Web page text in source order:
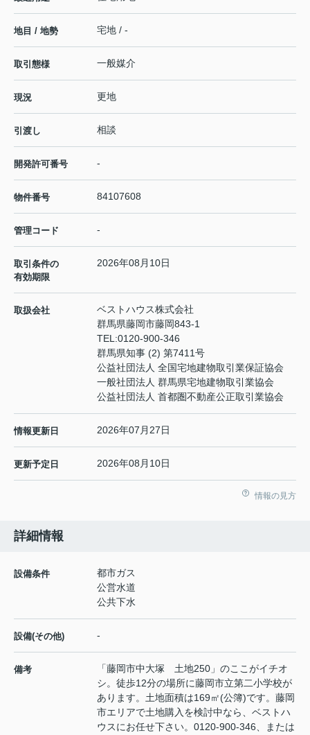
地目 / 地勢 宅地 / -
取引態様 一般媒介
現況 更地
引渡し 相談
開発許可番号 -
物件番号 84107608
管理コード -
取引条件の
有効期限
2026年08月10日
取扱会社
ベストハウス株式会社
群馬県藤岡市藤岡843-1
TEL:0120-900-346
群馬県知事 (2) 第7411号
公益社団法人 全国宅地建物取引業保証協会
一般社団法人 群馬県宅地建物取引業協会
公益社団法人 首都圏不動産公正取引業協会
情報更新日 2026年07月27日
更新予定日 2026年08月10日
情報の見方
詳細情報
設備条件
都市ガス
公営水道
公共下水
設備(その他) -
備考
「藤岡市中大塚 土地250」のここがイチオ
シ。徒歩12分の場所に藤岡市立第二小学校が
あります。土地面積は169㎡(公簿)です。藤岡
市エリアで土地購入を検討中なら、ベストハ
ウスにお任せ下さい。0120-900-346、または